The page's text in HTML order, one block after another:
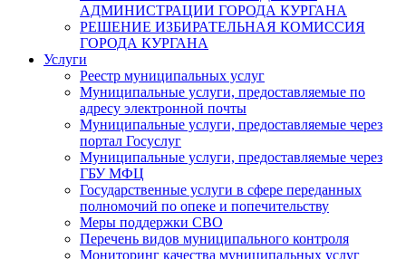
АДМИНИСТРАЦИИ ГОРОДА КУРГАНА
РЕШЕНИЕ ИЗБИРАТЕЛЬНАЯ КОМИССИЯ
ГОРОДА КУРГАНА
Услуги
Реестр муниципальных услуг
Муниципальные услуги, предоставляемые по
адресу электронной почты
Муниципальные услуги, предоставляемые через
портал Госуслуг
Муниципальные услуги, предоставляемые через
ГБУ МФЦ
Государственные услуги в сфере переданных
полномочий по опеке и попечительству
Меры поддержки СВО
Перечень видов муниципального контроля
Мониторинг качества муниципальных услуг